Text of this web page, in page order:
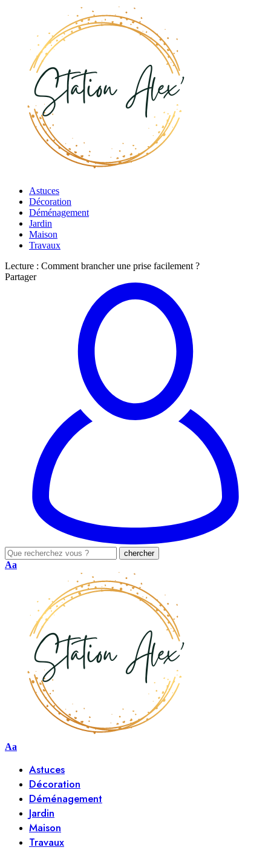
Astuces
Décoration
Déménagement
Jardin
Maison
Travaux
Lecture : Comment brancher une prise facilement ?
Partager
Aa
Aa
Astuces
Décoration
Déménagement
Jardin
Maison
Travaux